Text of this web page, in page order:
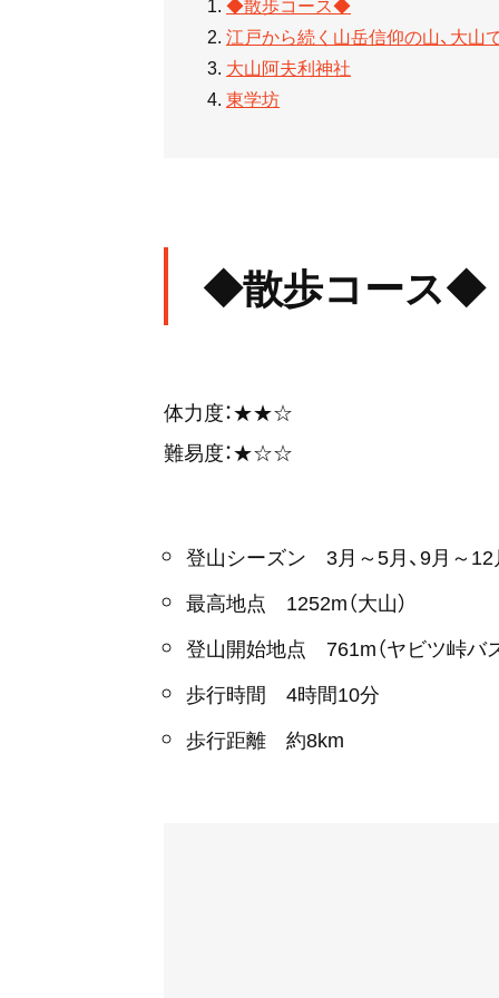
江戸から続く山岳信仰の山、大山
大山阿夫利神社
東学坊
◆散歩コース◆
体力度：★★☆
難易度：★☆☆
登山シーズン 3月～5月、9月～12
最高地点 1252m（大山）
登山開始地点 761m（ヤビツ峠バ
歩行時間 4時間10分
歩行距離 約8km